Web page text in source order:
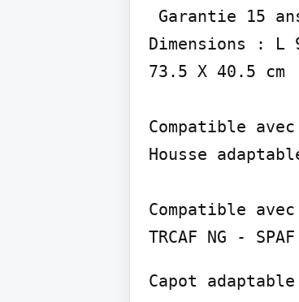
Dimensions : L
73.5 X 40.5 cm
Compatible
Housse
Compatible
TRCAF NG -
Capot